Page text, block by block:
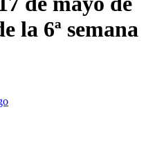
la 6ª semana